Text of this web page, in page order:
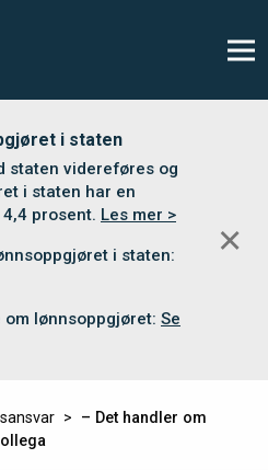
i staten
staten videreføres og
i staten har en
prosent. Les mer >
i staten:
lønnsoppgjøret: Se
✕
– Det handler om